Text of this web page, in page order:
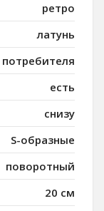
ретро
латунь
потребителя
есть
снизу
S-образные
поворотный
20 см